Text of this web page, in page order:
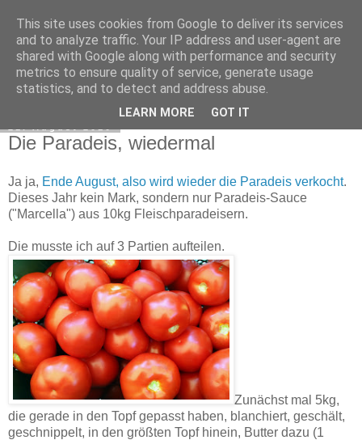
Exec Mampf
Die Paradeis, wiedermal
Ja ja, Ende August, also wird wieder die Paradeis verkocht.
Dieses Jahr kein Mark, sondern nur Paradeis-Sauce
("Marcella") aus 10kg Fleischparadeisern.
Die musste ich auf 3 Partien aufteilen.
Zunächst mal 5kg,
die gerade in den Topf gepasst haben, blanchiert, geschält,
geschnippelt, in den größten Topf hinein, Butter dazu (1
This site uses cookies from Google to deliver its services
and to analyze traffic. Your IP address and user-agent are
shared with Google along with performance and security
metrics to ensure quality of service, generate usage
statistics, and to detect and address abuse.
LEARN MORE GOT IT